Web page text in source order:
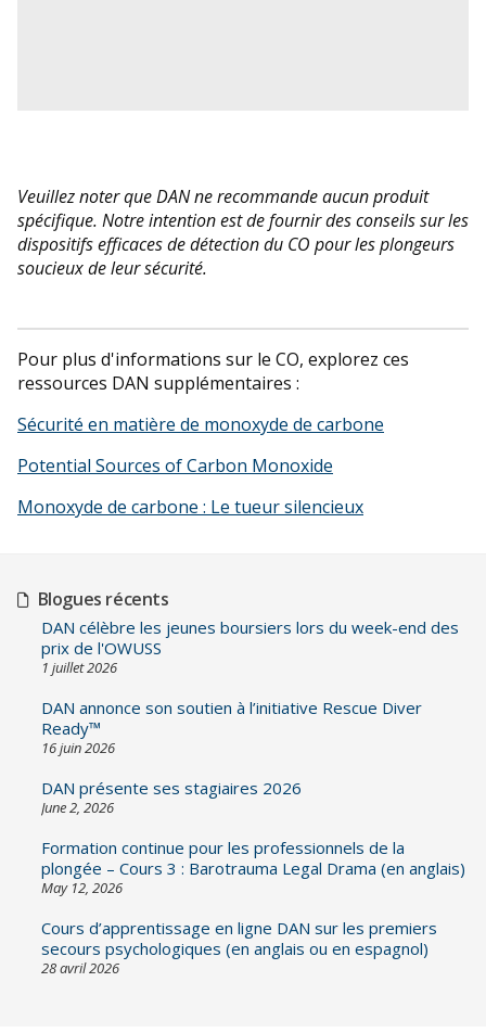
Veuillez noter que DAN ne recommande aucun produit
spécifique. Notre intention est de fournir des conseils sur les
dispositifs efficaces de détection du CO pour les plongeurs
soucieux de leur sécurité.
Pour plus d'informations sur le CO, explorez ces
ressources DAN supplémentaires :
Sécurité en matière de monoxyde de carbone
Potential Sources of Carbon Monoxide
Monoxyde de carbone : Le tueur silencieux
Blogues récents
DAN célèbre les jeunes boursiers lors du week-end des
prix de l'OWUSS
1 juillet 2026
DAN annonce son soutien à l’initiative Rescue Diver
Ready™
16 juin 2026
DAN présente ses stagiaires 2026
June 2, 2026
Formation continue pour les professionnels de la
plongée – Cours 3 : Barotrauma Legal Drama (en anglais)
May 12, 2026
Cours d’apprentissage en ligne DAN sur les premiers
secours psychologiques (en anglais ou en espagnol)
28 avril 2026